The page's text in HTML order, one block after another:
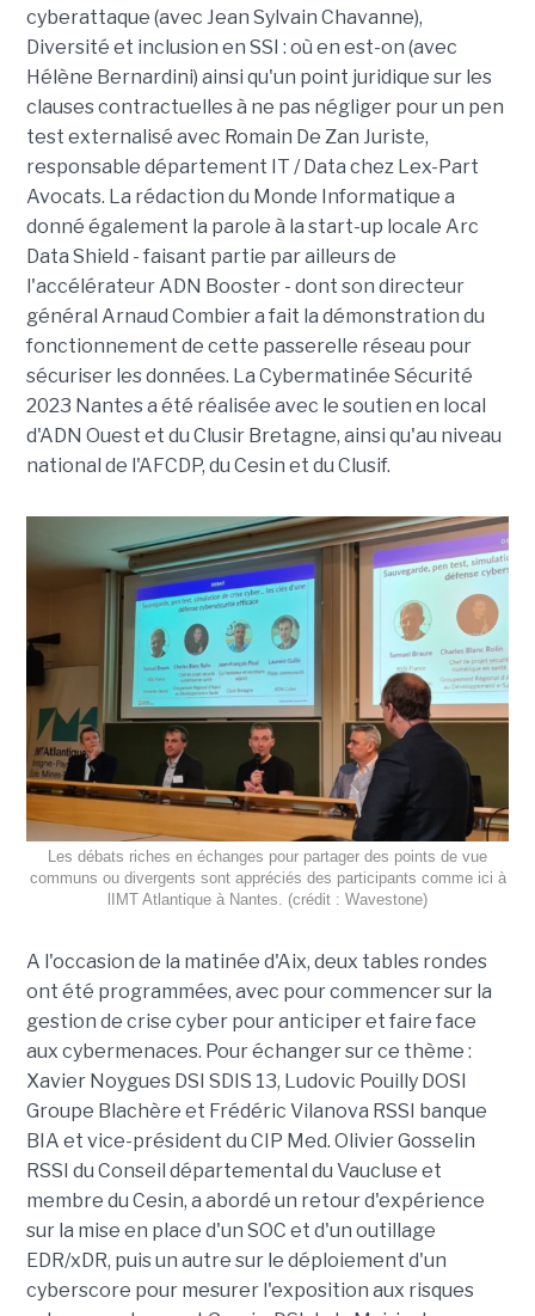
cyberattaque (avec Jean Sylvain Chavanne),
Diversité et inclusion en SSI : où en est-on (avec
Hélène Bernardini) ainsi qu'un point juridique sur les
clauses contractuelles à ne pas négliger pour un pen
test externalisé avec Romain De Zan Juriste,
responsable département IT / Data chez Lex-Part
Avocats. La rédaction du Monde Informatique a
donné également la parole à la start-up locale Arc
Data Shield - faisant partie par ailleurs de
l'accélérateur ADN Booster - dont son directeur
général Arnaud Combier a fait la démonstration du
fonctionnement de cette passerelle réseau pour
sécuriser les données. La Cybermatinée Sécurité
2023 Nantes a été réalisée avec le soutien en local
d'ADN Ouest et du Clusir Bretagne, ainsi qu'au niveau
national de l'AFCDP, du Cesin et du Clusif.
Les débats riches en échanges pour partager des points de vue
communs ou divergents sont appréciés des participants comme ici à
lIMT Atlantique à Nantes. (crédit : Wavestone)
A l'occasion de la matinée d'Aix, deux tables rondes
ont été programmées, avec pour commencer sur la
gestion de crise cyber pour anticiper et faire face
aux cybermenaces. Pour échanger sur ce thème :
Xavier Noygues DSI SDIS 13, Ludovic Pouilly DOSI
Groupe Blachère et Frédéric Vilanova RSSI banque
BIA et vice-président du CIP Med. Olivier Gosselin
RSSI du Conseil départemental du Vaucluse et
membre du Cesin, a abordé un retour d'expérience
sur la mise en place d'un SOC et d'un outillage
EDR/xDR, puis un autre sur le déploiement d'un
cyberscore pour mesurer l'exposition aux risques